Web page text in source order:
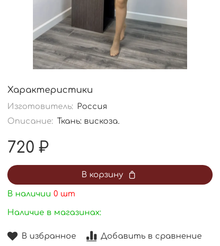
В избранное Добавить в сравнение
Характеристики
Изготовитель: Россия
Описание:
Ткань: вискоза.
720 ₽
В корзину
В наличии 0 шт
Наличие в магазинах: